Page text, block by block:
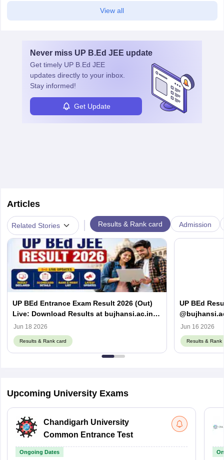
View all
Never miss UP B.Ed JEE update
Get timely UP B.Ed JEE
updates directly to your inbox.
Stay informed!
Get Update
Articles
Related Stories Results & Rank card Admission
UP BEd Entrance Exam Result 2026 (Out)
Live: Download Results at bujhansi.ac.in,
Counselling Date
Jun 18 2026
Results & Rank card
UP BEd
card
Jun 16 2026
Results & Rank
Upcoming University Exams
Chandigarh University
Common Entrance Test
Ongoing Dates